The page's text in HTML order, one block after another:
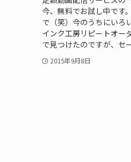
今、無料でお試し中です
で（笑）今のうちにいろ
インク工房リピートオー
で見つけたのですが、セ
2015年9月8日